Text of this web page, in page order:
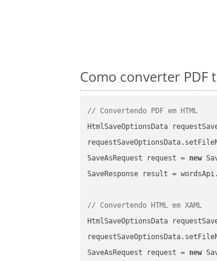
Como converter PDF
// Convertendo PDF em HTML
HtmlSaveOptionsData
SaveAsRequest request = new
SaveResponse result =
// Convertendo HTML em XAML
HtmlSaveOptionsData
SaveAsRequest request = new